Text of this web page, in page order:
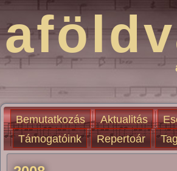
Bemutatkozás Aktualitás
Támogatóink
Repertoár